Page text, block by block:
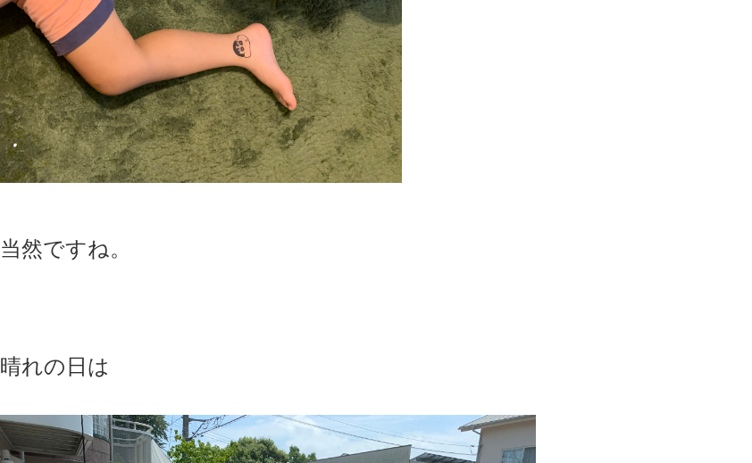
当然ですね。
晴れの日は